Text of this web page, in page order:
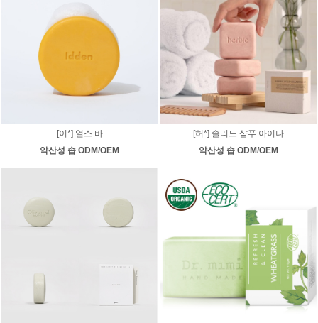
[이*] 얼스 바
약산성 솝 ODM/OEM
[허*] 솔리드 샴푸 아이나
약산성 솝 ODM/OEM